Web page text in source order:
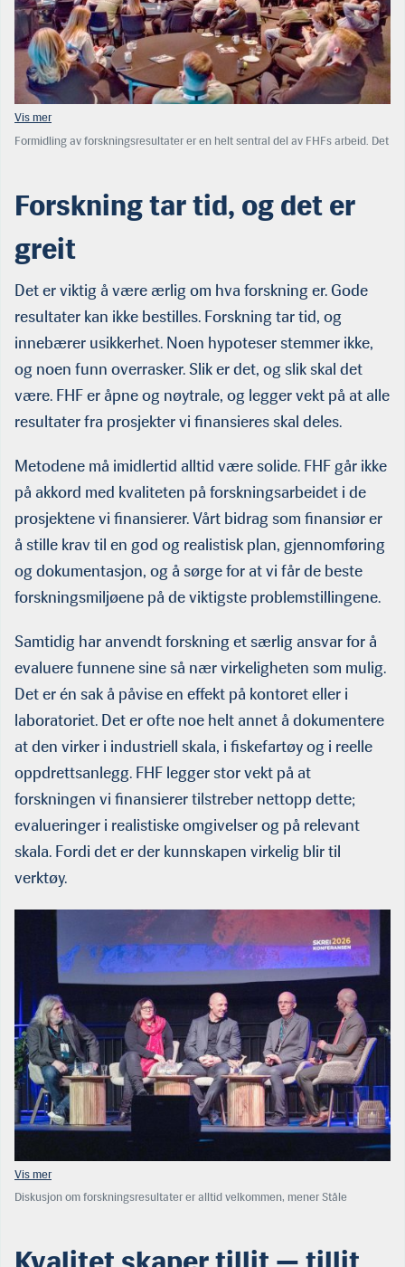
Formidling av forskningsresultater er en helt sentral del av FHFs arbeid. Det
dele kunnskap om forebygging og kontroll av lakselus. Her er Catrine
Kalgraff fra DNV på scenen i mars i år for å fortelle om lusestatus og
Forskning tar tid, og det er
greit
Det er viktig å være ærlig om hva forskning er. Gode
resultater kan ikke bestilles. Forskning tar tid, og
innebærer usikkerhet. Noen hypoteser stemmer ikke,
og noen funn overrasker. Slik er det, og slik skal det
være. FHF er åpne og nøytrale, og legger vekt på at alle
resultater fra prosjekter vi finansieres skal deles.
Metodene må imidlertid alltid være solide. FHF går ikke
på akkord med kvaliteten på forskningsarbeidet i de
prosjektene vi finansierer. Vårt bidrag som finansiør er
å stille krav til en god og realistisk plan, gjennomføring
og dokumentasjon, og å sørge for at vi får de beste
forskningsmiljøene på de viktigste problemstillingene.
Samtidig har anvendt forskning et særlig ansvar for å
evaluere funnene sine så nær virkeligheten som mulig.
Det er én sak å påvise en effekt på kontoret eller i
laboratoriet. Det er ofte noe helt annet å dokumentere
at den virker i industriell skala, i fiskefartøy og i reelle
oppdrettsanlegg. FHF legger stor vekt på at
forskningen vi finansierer tilstreber nettopp dette;
evalueringer i realistiske omgivelser og på relevant
skala. Fordi det er der kunnskapen virkelig blir til
verktøy.
Diskusjon om forskningsresultater er alltid velkommen, mener Ståle
Bjarte Bogstad, forsker ved Havforskningsinstituttet, Anne-Kristine